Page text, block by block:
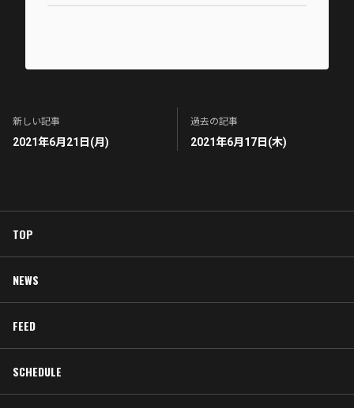
新しい記事
2021年6月21日(月)
過去の記事
2021年6月17日(木)
TOP
NEWS
FEED
SCHEDULE